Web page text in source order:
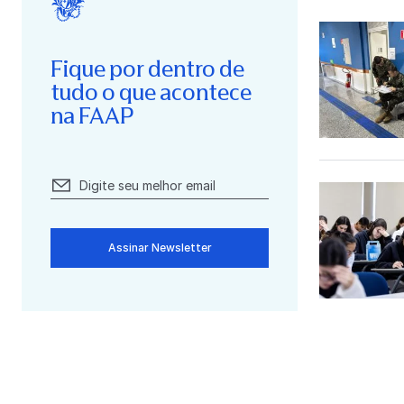
Fique por dentro de
tudo o que acontece
na FAAP
Assinar Newsletter